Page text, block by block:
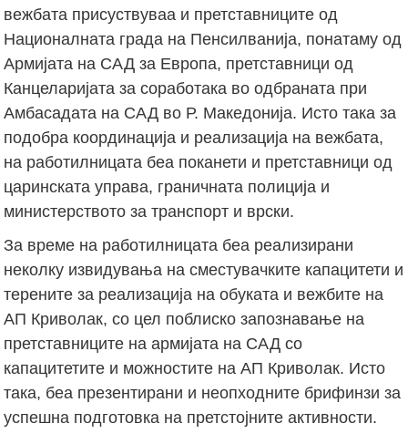
вежбата присуствуваа и претставниците од
Националната града на Пенсилванија, понатаму од
Армијата на САД за Европа, претставници од
Канцеларијата за соработака во одбраната при
Амбасадата на САД во Р. Македонија. Исто така за
подобра координација и реализација на вежбата,
на работилницата беа поканети и претставници од
царинската управа, граничната полиција и
министерството за транспорт и врски.
За време на работилницата беа реализирани
неколку извидувања на сместувачките капацитети и
терените за реализација на обуката и вежбите на
АП Криволак, со цел поблиско запознавање на
претставниците на армијата на САД со
капацитетите и можностите на АП Криволак. Исто
така, беа презентирани и неопходните брифинзи за
успешна подготовка на претстојните активности.